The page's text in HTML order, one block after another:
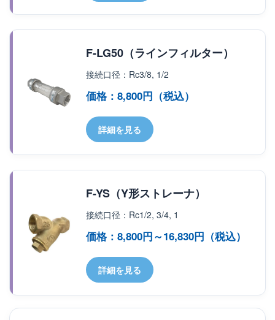
F-LG50（ラインフィルター）
接続口径：Rc3/8, 1/2
価格：8,800円（税込）
詳細を見る
F-YS（Y形ストレーナ）
接続口径：Rc1/2, 3/4, 1
価格：8,800円～16,830円（税込）
詳細を見る